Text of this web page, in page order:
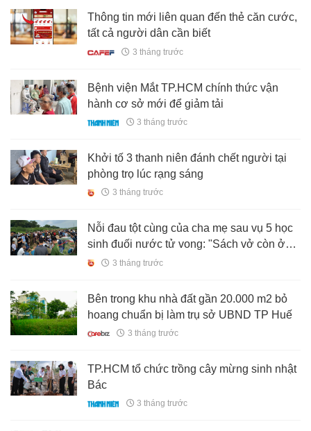
Thông tin mới liên quan đến thẻ căn cước,
tất cả người dân cần biết
3 tháng trước
Bệnh viện Mắt TP.HCM chính thức vận
hành cơ sở mới để giảm tải
3 tháng trước
Khởi tố 3 thanh niên đánh chết người tại
phòng trọ lúc rạng sáng
3 tháng trước
Nỗi đau tột cùng của cha mẹ sau vụ 5 học
sinh đuối nước tử vong: "Sách vở còn ở
đây mà con đã đi mất, đau xót quá"
3 tháng trước
Bên trong khu nhà đất gần 20.000 m2 bỏ
hoang chuẩn bị làm trụ sở UBND TP Huế
3 tháng trước
TP.HCM tổ chức trồng cây mừng sinh nhật
Bác
3 tháng trước